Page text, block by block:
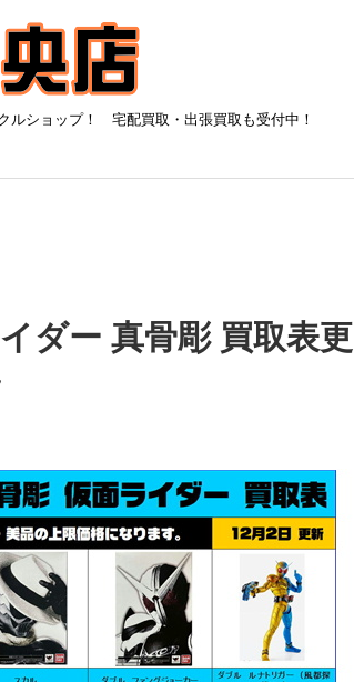
ルショップ！ 宅配買取・出張買取も受付中！
ダー 真骨彫 買取表更